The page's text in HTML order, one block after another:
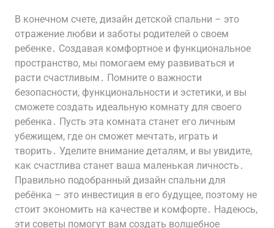
В конечном счете, дизайн детской спальни – это
отражение любви и заботы родителей о своем
ребенке․ Создавая комфортное и функциональное
пространство, мы помогаем ему развиваться и
расти счастливым․ Помните о важности
безопасности, функциональности и эстетики, и вы
сможете создать идеальную комнату для своего
ребенка․ Пусть эта комната станет его личным
убежищем, где он сможет мечтать, играть и
творить․ Уделите внимание деталям, и вы увидите,
как счастлива станет ваша маленькая личность․
Правильно подобранный дизайн спальни для
ребёнка – это инвестиция в его будущее, поэтому не
стоит экономить на качестве и комфорте․ Надеюсь,
эти советы помогут вам создать волшебное